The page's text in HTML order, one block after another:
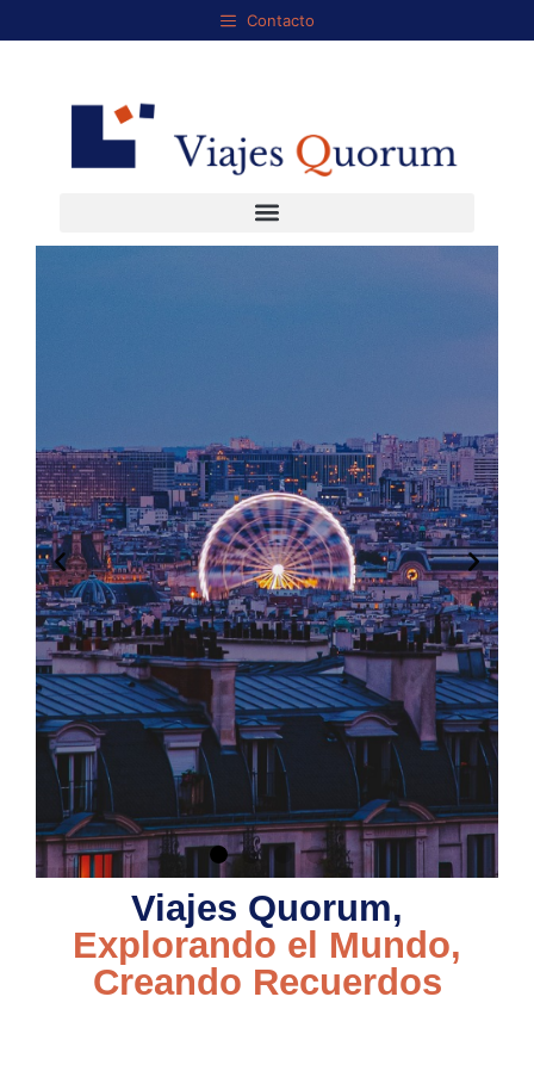
Contacto
Viajes Quorum,
Explorando el Mundo,
Creando Recuerdos